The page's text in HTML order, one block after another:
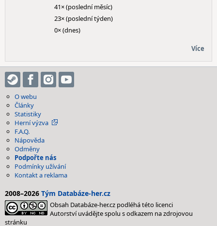
41× (poslední měsíc)
23× (poslední týden)
0× (dnes)
Více
O webu
Články
Statistiky
Herní výzva
F.A.Q.
Nápověda
Odměny
Podpořte nás
Podmínky užívání
Kontakt a reklama
2008–2026 Tým Databáze-her.cz
Obsah Databáze-her.cz podléhá této licenci
Autorství uvádějte spolu s odkazem na zdrojovou
stránku